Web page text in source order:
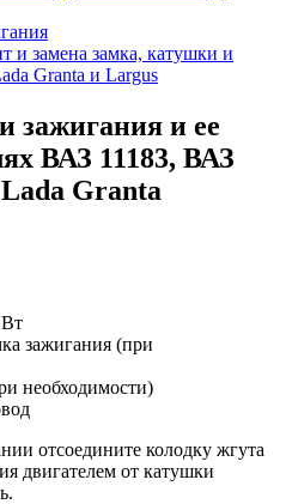
и замена замка, катушки и
Granta и Largus
зажигания и ее
ВАЗ 11183, ВАЗ
Lada Granta
зажигания (при
необходимости)
отсоедините колодку жгута
двигателем от катушки